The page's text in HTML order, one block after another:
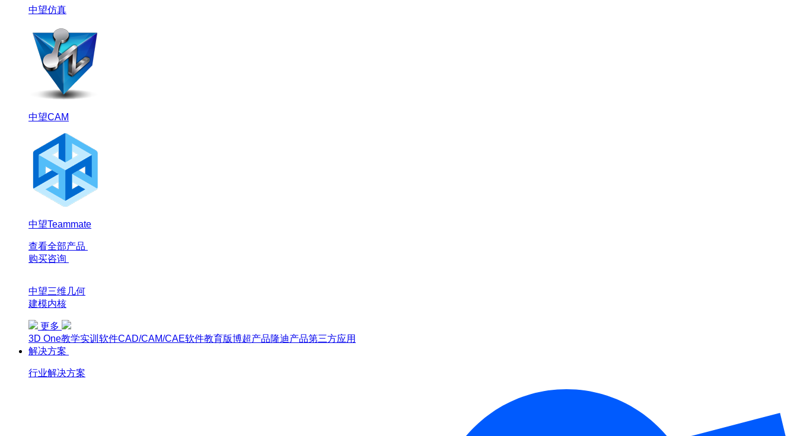
中望仿真
中望CAM
中望Teammate
查看全部产品
购买咨询
中望三维几何
建模内核
更多
3D One教学实训软件CAD/CAM/CAE软件教育版博超产品隆迪产品第三方应用
解决方案
行业解决方案